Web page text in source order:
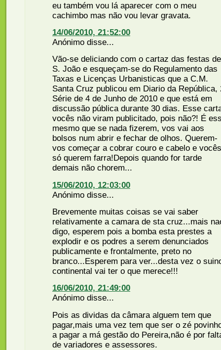
eu também vou lá aparecer com o meu
cachimbo mas não vou levar gravata.
14/06/2010, 21:52:00
Anónimo disse...
Vão-se deliciando com o cartaz das festas de
S. João e esqueçam-se do Regulamento das
Taxas e Licenças Urbanisticas que a C.M.
Santa Cruz publicou em Diario da República,
Série de 4 de Junho de 2010 e que está em
discussão pública durante 30 dias. Esse
vocês não viram publicitado, pois não?! É
mesmo que se nada fizerem, vos vai aos
bolsos num abrir e fechar de olhos. Querem-
vos começar a cobrar couro e cabelo e
só querem farra!Depois quando for tarde
demais não chorem...
15/06/2010, 12:03:00
Anónimo disse...
Brevemente muitas coisas se vai saber
relativamente a camara de sta cruz...mais
digo, esperem pois a bomba esta prestes a
explodir e os podres a serem denunciados
publicamente e frontalmente, preto no
branco...Esperem para ver...desta vez o
continental vai ter o que merece!!!
16/06/2010, 21:49:00
Anónimo disse...
Pois as dividas da câmara alguem tem que
pagar,mais uma vez tem que ser o zé
a pagar a má gestão do Pereira,não é por
de variadores e assessores.